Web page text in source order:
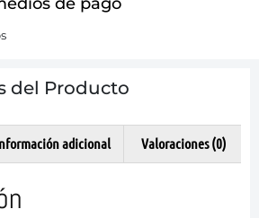
del Producto
adicional Valoraciones (0)